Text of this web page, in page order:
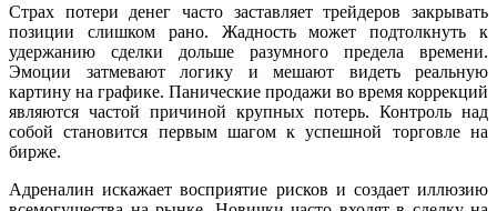
Страх потери денег часто заставляет трейдеров закрывать
позиции слишком рано. Жадность может подтолкнуть к
удержанию сделки дольше разумного предела времени.
Эмоции затмевают логику и мешают видеть реальную
картину на графике. Панические продажи во время коррекций
являются частой причиной крупных потерь. Контроль над
собой становится первым шагом к успешной торговле на
бирже.
Адреналин искажает восприятие рисков и создает иллюзию